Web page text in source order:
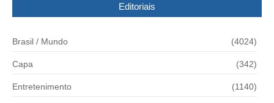
Editoriais
Brasil / Mundo (4024)
Capa (342)
Entretenimento (1140)